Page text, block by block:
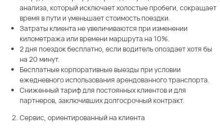
анализа, который исключает холостые пробеги, сокращает
время в пути и уменьшает стоимость поездки.
Затраты клиента не увеличиваются при изменении
километража или времени маршрута на 10%.
2 дня поездок бесплатно, если водитель опоздает хотя бы
на 20 минут.
Бесплатные корпоративные выезды при условии
ежедневного использования арендованного транспорта.
Сниженный тариф для постоянных клиентов и для
партнеров, заключивших долгосрочный контракт.
Сервис, ориентированный на клиента